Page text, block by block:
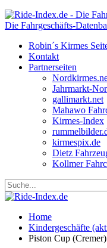
Die Fahrgeschäfts-
Robin´s Kirmes
Kontakt
Partnerseiten
Jahrmarkt-
gallimarkt.net
Mahawo
Kirmes-Index
kirmespix.de
Dietz
Kollmer
Home
Kindergeschäfte
Piston Cup (Cremer)